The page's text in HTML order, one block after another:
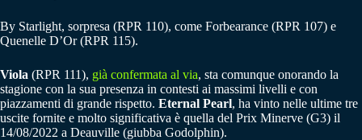
By Starlight, sorpresa (RPR 110), come Forbearance (RPR 107) e
Quenelle D’Or (RPR 115).
Viola (RPR 111), già confermata al via, sta comunque onorando la
stagione con la sua presenza in contesti ai massimi livelli e con
piazzamenti di grande rispetto. Eternal Pearl, ha vinto nelle ultime tre
uscite fornite e molto significativa è quella del Prix Minerve (G3) il
14/08/2022 a Deauville (giubba Godolphin).